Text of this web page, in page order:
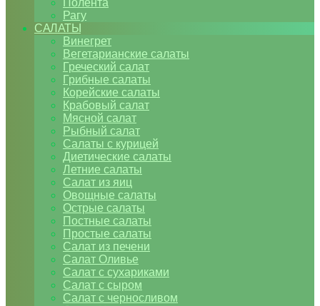
Полента
Рагу
САЛАТЫ
Винегрет
Вегетарианские салаты
Греческий салат
Грибные салаты
Корейские салаты
Крабовый салат
Мясной салат
Рыбный салат
Салаты с курицей
Диетические салаты
Летние салаты
Салат из яиц
Овощные салаты
Острые салаты
Постные салаты
Простые салаты
Салат из печени
Салат Оливье
Салат с сухариками
Салат с сыром
Салат с черносливом